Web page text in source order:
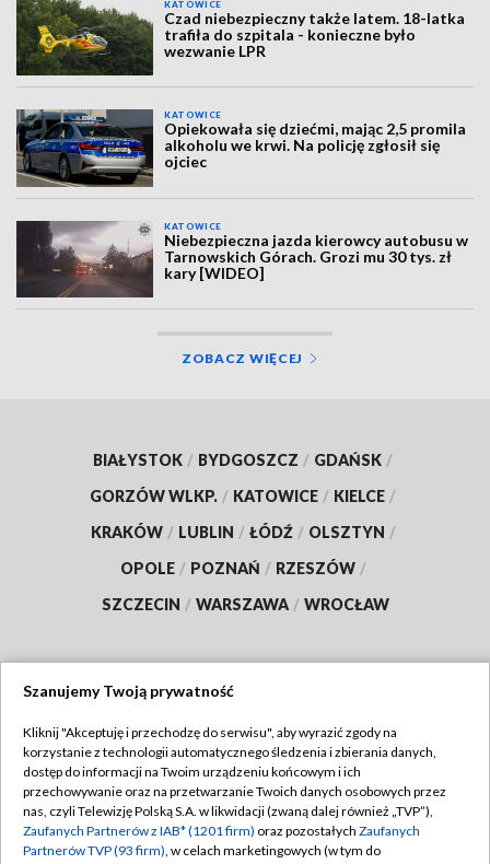
KATOWICE
Czad niebezpieczny także latem. 18-latka
trafiła do szpitala - konieczne było
wezwanie LPR
KATOWICE
Opiekowała się dziećmi, mając 2,5 promila
alkoholu we krwi. Na policję zgłosił się
ojciec
KATOWICE
Niebezpieczna jazda kierowcy autobusu w
Tarnowskich Górach. Grozi mu 30 tys. zł
kary [WIDEO]
ZOBACZ WIĘCEJ
BIAŁYSTOK / BYDGOSZCZ / GDAŃSK /
GORZÓW WLKP. / KATOWICE / KIELCE /
KRAKÓW / LUBLIN / ŁÓDŹ / OLSZTYN /
OPOLE / POZNAŃ / RZESZÓW /
SZCZECIN / WARSZAWA / WROCŁAW
TVP
Abonament TVP
Emisja w TVP
Regulamin TVP
Polityka prywatności
Szanujemy Twoją prywatność
Kliknij "Akceptuję i przechodzę do serwisu", aby wyrazić zgody na
korzystanie z technologii automatycznego śledzenia i zbierania danych,
dostęp do informacji na Twoim urządzeniu końcowym i ich
przechowywanie oraz na przetwarzanie Twoich danych osobowych przez
nas, czyli Telewizję Polską S.A. w likwidacji (zwaną dalej również „TVP”),
Zaufanych Partnerów z IAB* (1201 firm) oraz pozostałych Zaufanych
Partnerów TVP (93 firm), w celach marketingowych (w tym do